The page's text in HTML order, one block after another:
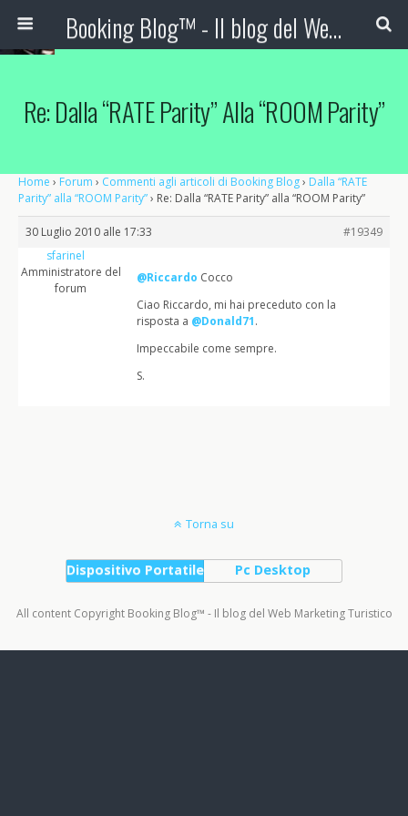
Booking Blog™ - Il blog del Web Marketing Turistico
Re: Dalla “RATE Parity” Alla “ROOM Parity”
Home › Forum › Commenti agli articoli di Booking Blog› Dalla “RATE
Parity” alla “ROOM Parity”› Re: Dalla “RATE Parity” alla “ROOM Parity”
30 Luglio 2010 alle 17:33
#19349
sfarinel
Amministratore del
forum
@Riccardo Cocco
Ciao Riccardo, mi hai preceduto con la
risposta a @Donald71.
Impeccabile come sempre.
S.
Torna su
Dispositivo Portatile Pc Desktop
All content Copyright Booking Blog™ - Il blog del Web Marketing Turistico